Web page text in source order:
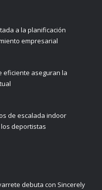
a la planificación
empresarial
eficiente aseguran la
de escalada indoor
deportistas
debuta con Sincerely